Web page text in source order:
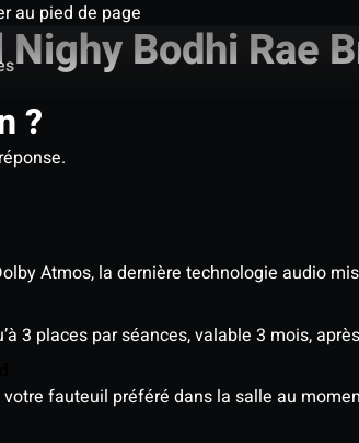
au pied de page
Bodhi Rae
?
Atmos, la dernière technologie audio
3 places par séances, valable 3 mois,
fauteuil préféré dans la salle au